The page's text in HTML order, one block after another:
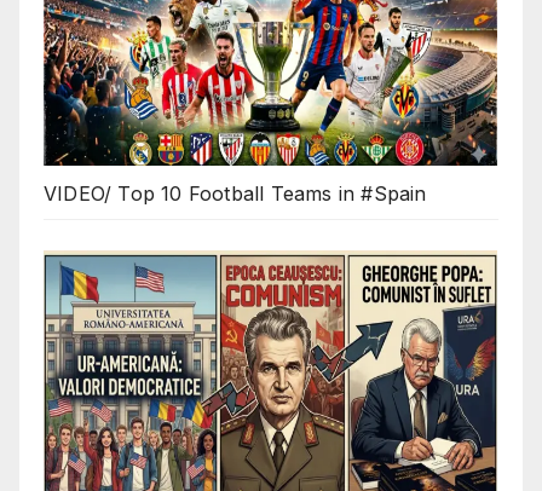
VIDEO/ Top 10 Football Teams in #Spain